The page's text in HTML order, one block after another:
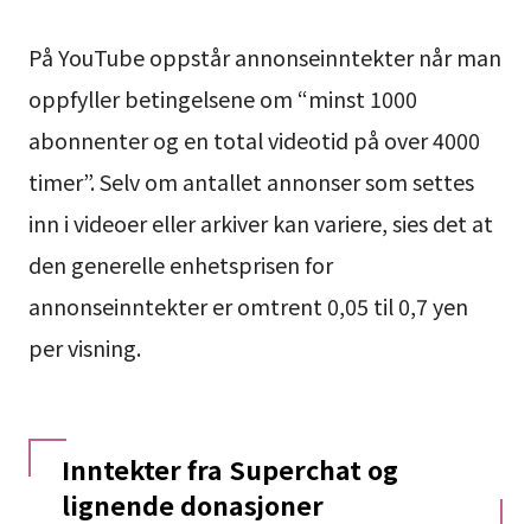
På YouTube oppstår annonseinntekter når man
oppfyller betingelsene om “minst 1000
abonnenter og en total videotid på over 4000
timer”. Selv om antallet annonser som settes
inn i videoer eller arkiver kan variere, sies det at
den generelle enhetsprisen for
annonseinntekter er omtrent 0,05 til 0,7 yen
per visning.
Inntekter fra Superchat og
lignende donasjoner